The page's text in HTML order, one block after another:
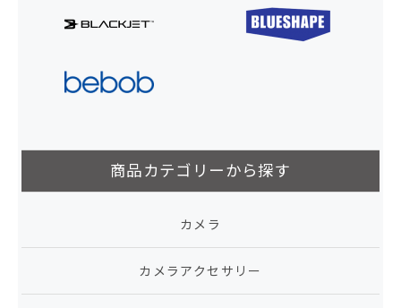
商品カテゴリーから探す
カメラ
カメラアクセサリー